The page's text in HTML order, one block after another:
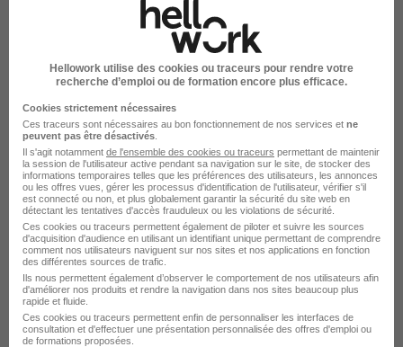
Élargissez votre recherche chez Acadomia
d'Ail
Entreprise Cap-d'Ail
DÉPOSEZ VOTRE CV
Rendez votre CV accessible à l’ensemble des
recruteurs de la CVthèque Hellowork.
Hellowork utilise des cookies ou traceurs pour rendre votre
recherche d’emploi ou de formation encore plus efficace.
Cookies strictement nécessaires
Ces traceurs sont nécessaires au bon fonctionnement de nos services et ne
peuvent pas être désactivés
Il s'agit notamment de l'ensemble des cookies ou traceurs permettant de maintenir
la session de l'utilisateur active pendant sa navigation sur le site, de stocker des
informations temporaires telles que les préférences des utilisateurs, les annonces
ou les offres vues, gérer les processus d'identification de l'utilisateur, vérifier s'il
est connecté ou non, et plus globalement garantir la sécurité du site web en
détectant les tentatives d'accès frauduleux ou les violations de sécurité.
Ces cookies ou traceurs permettent également de piloter et suivre les sources
d'acquisition d'audience en utilisant un identifiant unique permettant de comprendre
comment nos utilisateurs naviguent sur nos sites et nos applications en fonction
des différentes sources de trafic.
Ils nous permettent également d’observer le comportement de nos utilisateurs afin
d'améliorer nos produits et rendre la navigation dans nos sites beaucoup plus
rapide et fluide.
Ces cookies ou traceurs permettent enfin de personnaliser les interfaces de
consultation et d'effectuer une présentation personnalisée des offres d'emploi ou
de formations proposées.